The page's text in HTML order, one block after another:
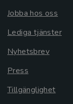
Jobba hos oss
Lediga tjänster
Nyhetsbrev
Press
Tillgänglighet